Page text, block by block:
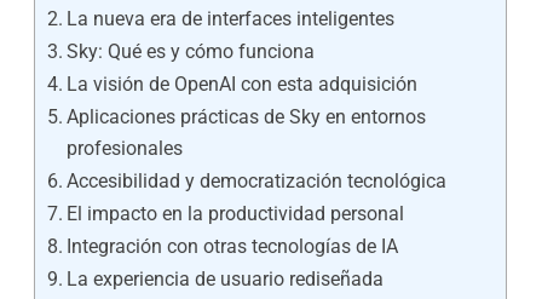
La nueva era de interfaces inteligentes
Sky: Qué es y cómo funciona
La visión de OpenAI con esta adquisición
Aplicaciones prácticas de Sky en entornos
profesionales
Accesibilidad y democratización tecnológica
El impacto en la productividad personal
Integración con otras tecnologías de IA
La experiencia de usuario rediseñada